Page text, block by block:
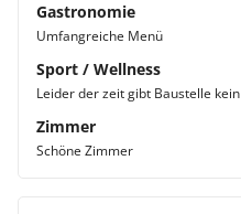
Gastronomie
Umfangreiche Menü
Sport / Wellness
Leider der zeit gibt Baustelle
Zimmer
Schöne Zimmer